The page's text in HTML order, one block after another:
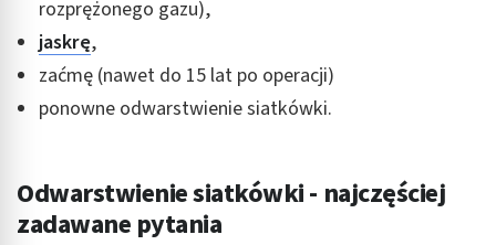
rozprężonego gazu),
jaskrę,
zaćmę (nawet do 15 lat po operacji)
ponowne odwarstwienie siatkówki.
Odwarstwienie siatkówki - najczęściej
zadawane pytania